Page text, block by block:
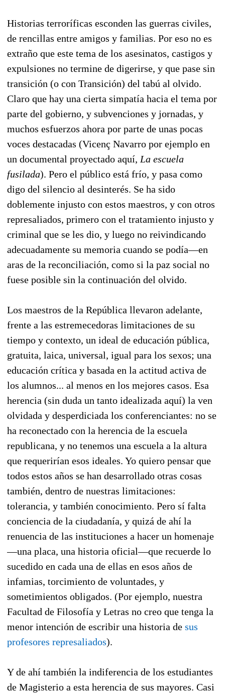
Historias terroríficas esconden las guerras civiles,
de rencillas entre amigos y familias. Por eso no es
extraño que este tema de los asesinatos, castigos y
expulsiones no termine de digerirse, y que pase sin
transición (o con Transición) del tabú al olvido.
Claro que hay una cierta simpatía hacia el tema por
parte del gobierno, y subvenciones y jornadas, y
muchos esfuerzos ahora por parte de unas pocas
voces destacadas (Vicenç Navarro por ejemplo en
un documental proyectado aquí, La escuela
fusilada). Pero el público está frío, y pasa como
digo del silencio al desinterés. Se ha sido
doblemente injusto con estos maestros, y con otros
represaliados, primero con el tratamiento injusto y
criminal que se les dio, y luego no reivindicando
adecuadamente su memoria cuando se podía—en
aras de la reconciliación, como si la paz social no
fuese posible sin la continuación del olvido.
Los maestros de la República llevaron adelante,
frente a las estremecedoras limitaciones de su
tiempo y contexto, un ideal de educación pública,
gratuita, laica, universal, igual para los sexos; una
educación crítica y basada en la actitud activa de
los alumnos... al menos en los mejores casos. Esa
herencia (sin duda un tanto idealizada aquí) la ven
olvidada y desperdiciada los conferenciantes: no se
ha reconectado con la herencia de la escuela
republicana, y no tenemos una escuela a la altura
que requerirían esos ideales. Yo quiero pensar que
todos estos años se han desarrollado otras cosas
también, dentro de nuestras limitaciones:
tolerancia, y también conocimiento. Pero sí falta
conciencia de la ciudadanía, y quizá de ahí la
renuencia de las instituciones a hacer un homenaje
—una placa, una historia oficial—que recuerde lo
sucedido en cada una de ellas en esos años de
infamias, torcimiento de voluntades, y
sometimientos obligados. (Por ejemplo, nuestra
Facultad de Filosofía y Letras no creo que tenga la
menor intención de escribir una historia de sus
profesores represaliados).
Y de ahí también la indiferencia de los estudiantes
de Magisterio a esta herencia de sus mayores. Casi